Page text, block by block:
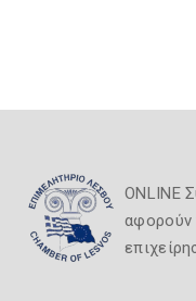
ONLINE
αφορούν